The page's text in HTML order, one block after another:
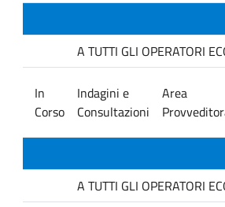
A TUTTI GLI OPERATORI
In
Corso
Indagini e
Consultazioni
Area
A TUTTI GLI OPERATORI